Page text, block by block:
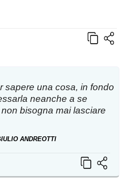
sapere una cosa, in fondo
neanche a se
bisogna mai lasciare
ANDREOTTI